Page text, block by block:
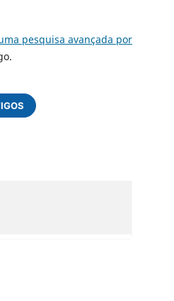
pesquisa avançada por